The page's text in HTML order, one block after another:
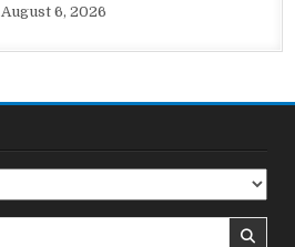
August 6, 2026